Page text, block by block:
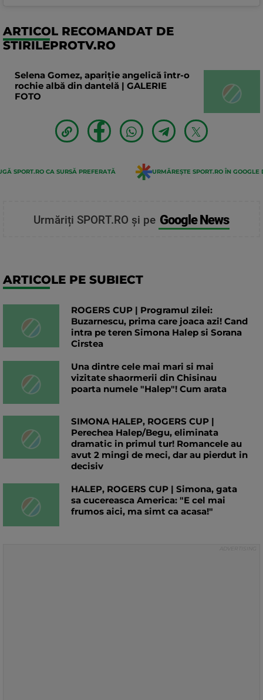
ARTICOL RECOMANDAT DE
STIRILEPROTV.RO
Selena Gomez, apariție angelică într-o
rochie albă din dantelă | GALERIE
FOTO
SPORT.RO CA SURSĂ PREFERATĂ URMĂREȘTE SPORT.RO ÎN GOOGLE
Urmăriți SPORT.RO și pe Google News
ARTICOLE PE SUBIECT
ROGERS CUP | Programul zilei:
Buzarnescu, prima care joaca azi! Cand
intra pe teren Simona Halep si Sorana
Cirstea
Una dintre cele mai mari si mai
vizitate shaormerii din Chisinau
poarta numele "Halep"! Cum arata
SIMONA HALEP, ROGERS CUP |
Perechea Halep/Begu, eliminata
dramatic in primul tur! Romancele au
avut 2 mingi de meci, dar au pierdut in
decisiv
HALEP, ROGERS CUP | Simona, gata
sa cucereasca America: "E cel mai
frumos aici, ma simt ca acasa!"